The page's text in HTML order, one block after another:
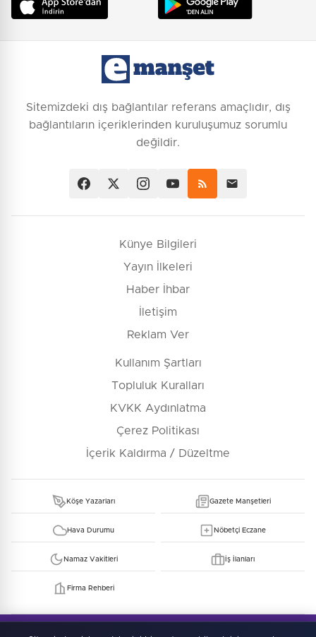
Sitemizdeki dış bağlantılar referans amaçlıdır, dış
bağlantıların içeriklerinden kuruluşumuz sorumlu
değildir.
Künye Bilgileri
Yayın İlkeleri
Haber İhbar
İletişim
Reklam Ver
Kullanım Şartları
Topluluk Kuralları
KVKK Aydınlatma
Çerez Politikası
İçerik Kaldırma / Düzeltme
Köşe Yazarları Gazete Manşetleri
Hava Durumu Nöbetçi Eczane
Namaz Vakitleri İş İlanları
Firma Rehberi